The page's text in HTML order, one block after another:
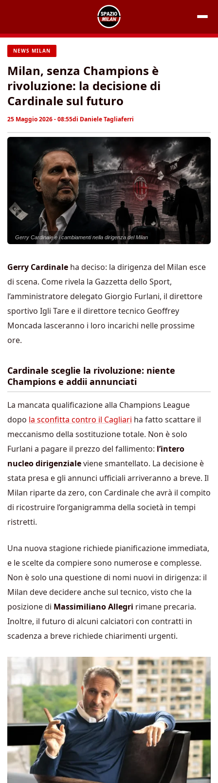
contenuto
NEWS MILAN
Milan, senza Champions è
rivoluzione: la decisione di
Cardinale sul futuro
25 Maggio 2026 - 08:55di Daniele Tagliaferri
Gerry Cardinale e i cambiamenti nella dirigenza del Milan
Gerry Cardinale ha deciso: la dirigenza del Milan esce
di scena. Come rivela la Gazzetta dello Sport,
l’amministratore delegato Giorgio Furlani, il direttore
sportivo Igli Tare e il direttore tecnico Geoffrey
Moncada lasceranno i loro incarichi nelle prossime
ore.
Cardinale sceglie la rivoluzione: niente
Champions e addii annunciati
La mancata qualificazione alla Champions League
dopo la sconfitta contro il Cagliari ha fatto scattare il
meccanismo della sostituzione totale. Non è solo
Furlani a pagare il prezzo del fallimento: l’intero
nucleo dirigenzialeviene smantellato. La decisione è
stata presa e gli annunci ufficiali arriveranno a breve. Il
Milan riparte da zero, con Cardinale che avrà il compito
di ricostruire l’organigramma della società in tempi
ristretti.
Una nuova stagione richiede pianificazione immediata,
e le scelte da compiere sono numerose e complesse.
Non è solo una questione di nomi nuovi in dirigenza: il
Milan deve decidere anche sul tecnico, visto che la
posizione di Massimiliano Allegri rimane precaria.
Inoltre, il futuro di alcuni calciatori con contratti in
scadenza a breve richiede chiarimenti urgenti.